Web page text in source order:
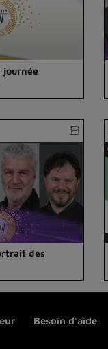
journée
des
Besoin d'aide